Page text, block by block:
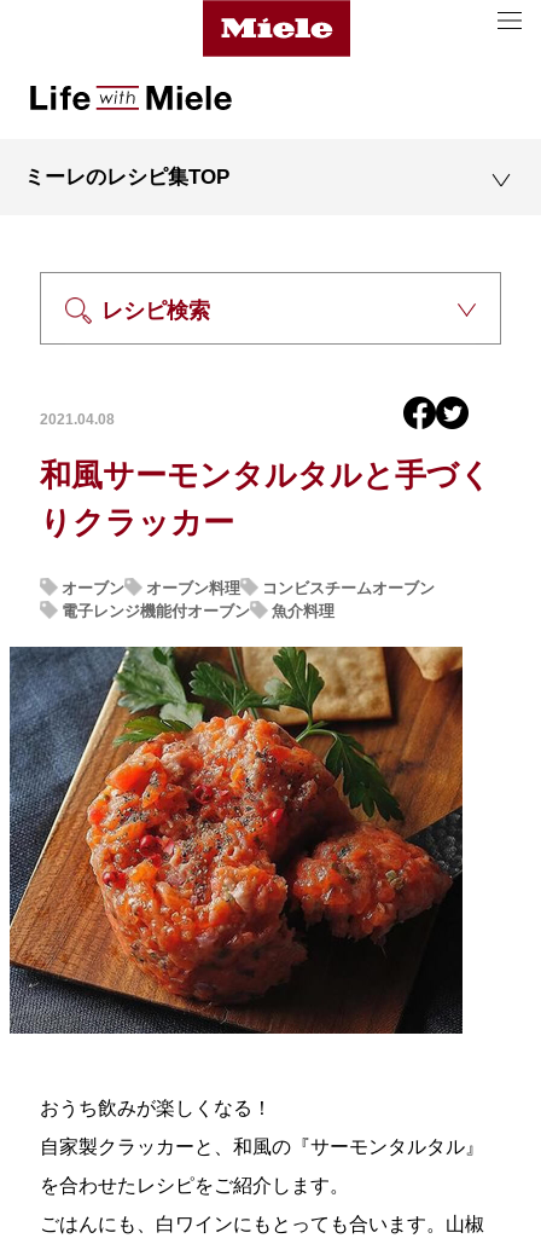
ミーレのレシピ集TOP
レシピ検索
2021.04.08
和風サーモンタルタルと手づく
りクラッカー
オーブン オーブン料理
コンビスチームオーブン
電子レンジ機能付オーブン
魚介料理
おうち飲みが楽しくなる！
自家製クラッカーと、和風の『サーモンタルタル』
を合わせたレシピをご紹介します。
ごはんにも、白ワインにもとっても合います。山椒